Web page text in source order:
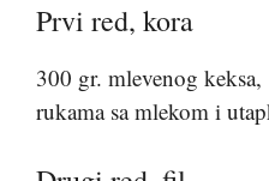
Prvi red, kora
300 gr. mlevenog
rukama sa mlekom i